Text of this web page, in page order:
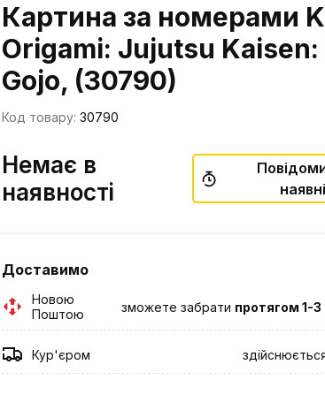
Картина за номерами
Origami: Jujutsu Kaisen:
Gojo, (30790)
Код товару: 30790
Немає в
наявності
Доставимо
Новою
Поштою
зможете забрати протягом 1-3
Кур'єром